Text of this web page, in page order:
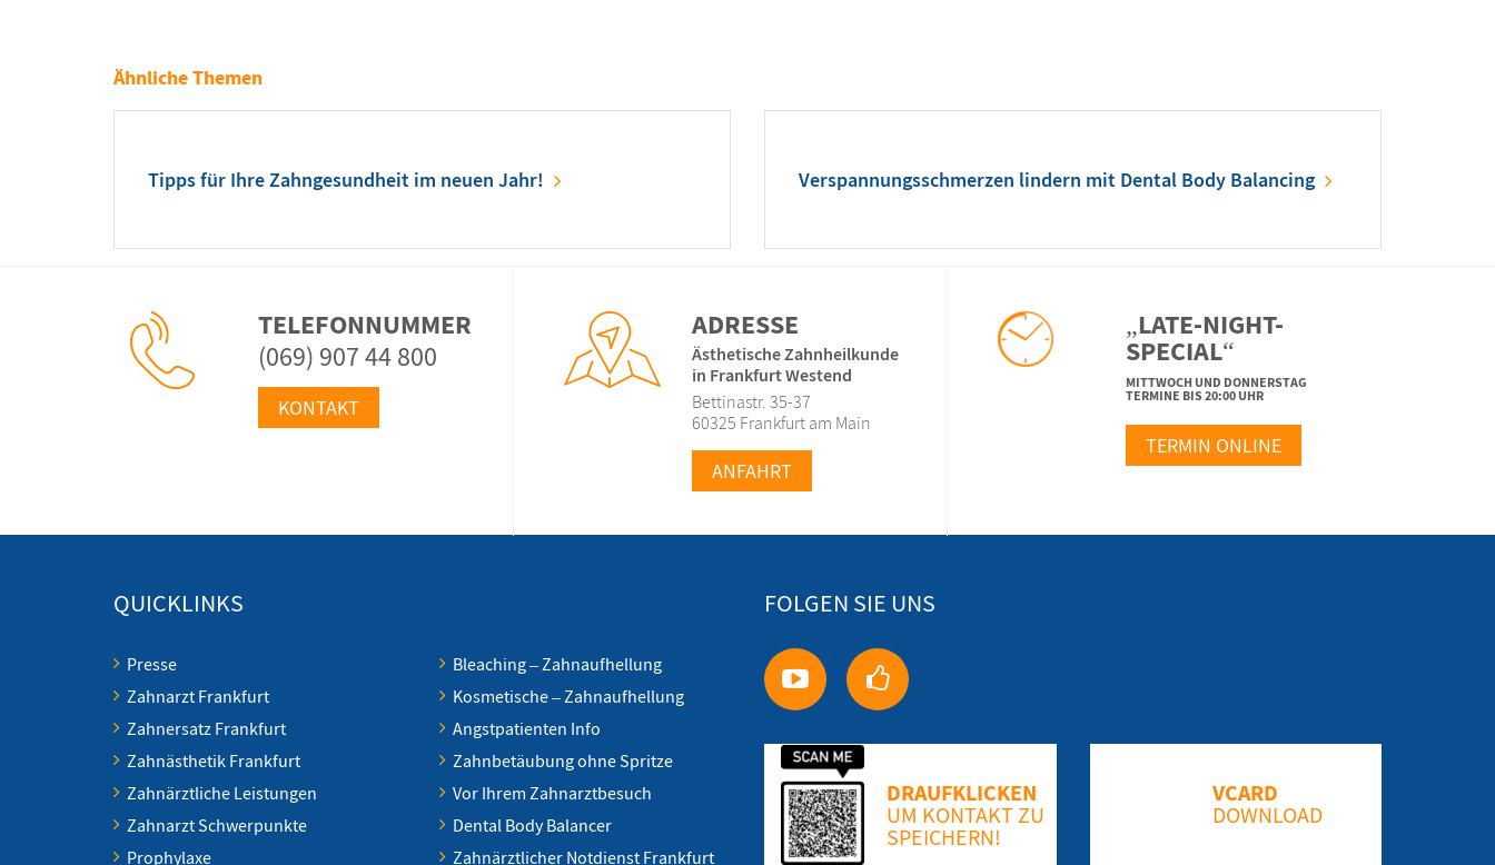
Ähnliche Themen
Tipps für Ihre Zahngesundheit im neuen Jahr! Verspannungsschmerzen lindern mit Dental Body Balancing
TELEFONNUMMER
(069) 907 44 800
KONTAKT
ADRESSE
Ästhetische Zahnheilkunde
in Frankfurt Westend
Bettinastr. 35-37
60325 Frankfurt am Main
ANFAHRT
„LATE-NIGHT-
SPECIAL“
MITTWOCH UND DONNERSTAG
TERMINE BIS 20:00 UHR
TERMIN ONLINE
QUICKLINKS
Presse
Zahnarzt Frankfurt
Zahnersatz Frankfurt
Zahnästhetik Frankfurt
Zahnärztliche Leistungen
Zahnarzt Schwerpunkte
Prophylaxe
Bleaching – Zahnaufhellung
Kosmetische – Zahnaufhellung
Angstpatienten Info
Zahnbetäubung ohne Spritze
Vor Ihrem Zahnarztbesuch
Dental Body Balancer
Zahnärztlicher Notdienst Frankfurt
FOLGEN SIE UNS
DRAUFKLICKEN
UM KONTAKT ZU
SPEICHERN!
VCARD
DOWNLOAD